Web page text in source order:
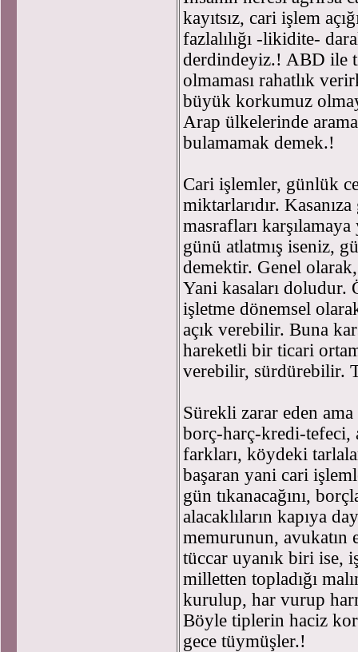
kayıtsız, cari işlem
fazlalılığı -likidite-
derdindeyiz.! ABD ile
olmaması rahatlık
büyük korkumuz
Arap ülkelerinde
bulamamak demek.!
Cari işlemler, günlük
miktarlarıdır.
masrafları
günü atlatmış iseniz,
demektir. Genel
Yani kasaları doludur.
işletme dönemsel
açık verebilir. Buna
hareketli bir ticari
verebilir, sürdürebilir.
Sürekli zarar eden
borç-harç-kredi-tefeci,
farkları, köydeki
başaran yani cari
gün tıkanacağını,
alacaklıların kapıya
memurunun, avukatın
tüccar uyanık biri ise,
milletten topladığı
kurulup, har vurup
Böyle tiplerin haciz
gece tüymüşler.!